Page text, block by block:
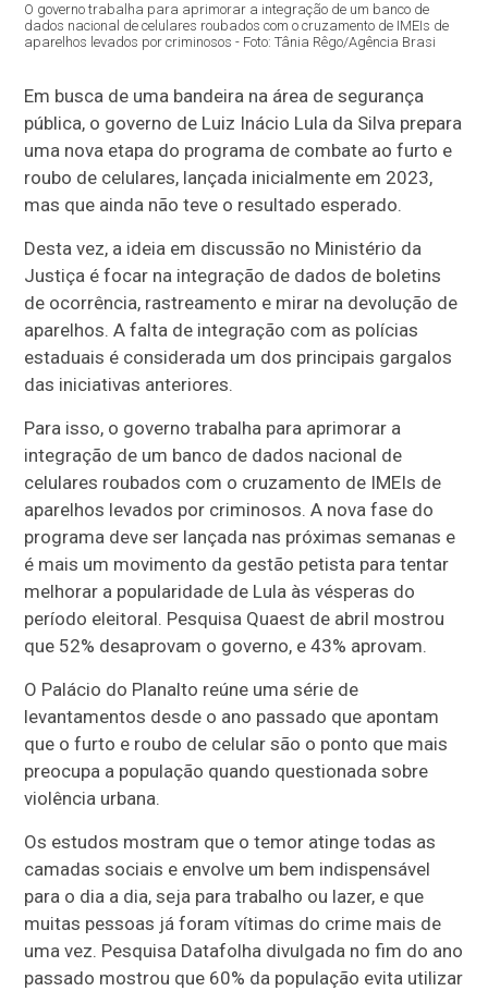
O governo trabalha para aprimorar a integração de um banco de
dados nacional de celulares roubados com o cruzamento de IMEIs de
aparelhos levados por criminosos - Foto: Tânia Rêgo/Agência Brasi
Em busca de uma bandeira na área de segurança
pública, o governo de Luiz Inácio Lula da Silva prepara
uma nova etapa do programa de combate ao furto e
roubo de celulares, lançada inicialmente em 2023,
mas que ainda não teve o resultado esperado.
Desta vez, a ideia em discussão no Ministério da
Justiça é focar na integração de dados de boletins
de ocorrência, rastreamento e mirar na devolução de
aparelhos. A falta de integração com as polícias
estaduais é considerada um dos principais gargalos
das iniciativas anteriores.
Para isso, o governo trabalha para aprimorar a
integração de um banco de dados nacional de
celulares roubados com o cruzamento de IMEIs de
aparelhos levados por criminosos. A nova fase do
programa deve ser lançada nas próximas semanas e
é mais um movimento da gestão petista para tentar
melhorar a popularidade de Lula às vésperas do
período eleitoral. Pesquisa Quaest de abril mostrou
que 52% desaprovam o governo, e 43% aprovam.
O Palácio do Planalto reúne uma série de
levantamentos desde o ano passado que apontam
que o furto e roubo de celular são o ponto que mais
preocupa a população quando questionada sobre
violência urbana.
Os estudos mostram que o temor atinge todas as
camadas sociais e envolve um bem indispensável
para o dia a dia, seja para trabalho ou lazer, e que
muitas pessoas já foram vítimas do crime mais de
uma vez. Pesquisa Datafolha divulgada no fim do ano
passado mostrou que 60% da população evita utilizar